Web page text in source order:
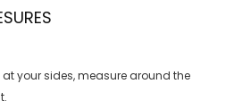
your sides, measure around the